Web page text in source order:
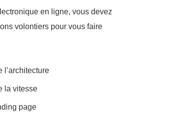
en ligne, vous devez
volontiers pour vous faire
l’architecture
la vitesse
page